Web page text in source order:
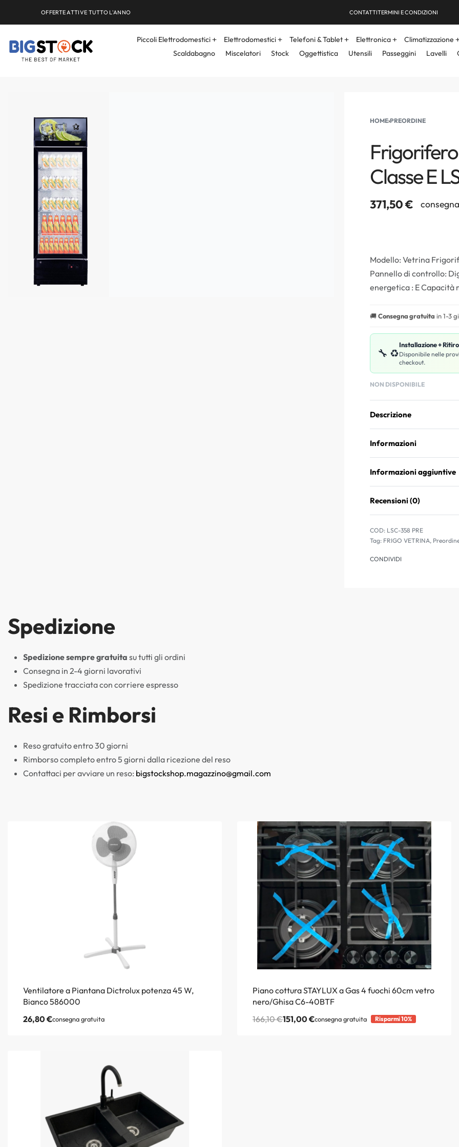
OFFERTE ATTIVE TUTTO L'ANNO CONTATTITERMINI E CONDIZIONI
Piccoli Elettrodomestici Elettrodomestici Telefoni & Tablet Elettronica Climatizzazione
Scaldabagno
Miscelatori Stock Oggettistica Utensili Passeggini Lavelli
HOME›PREORDINE
Classe E
371,50€
Modello: Vetrina
Pannello di controllo:
energetica : E Capacità
🚚Consegna gratuita in 1-3
🔧 ♻️
Installazione +
Disponibile nelle
checkout.
NON DISPONIBILE
Descrizione
Informazioni
Informazioni aggiuntive
Recensioni (0)
LSC-358 PRE
Tag: FRIGO VETRINA,
CONDIVIDI
Spedizione
Spedizione sempre gratuita su tutti gli ordini
Consegna in 2-4 giorni lavorativi
Spedizione tracciata con corriere espresso
Resi e Rimborsi
Reso gratuito entro 30 giorni
Rimborso completo entro 5 giorni dalla ricezione del reso
Contattaci per avviare un reso: bigstockshop.magazzino@gmail.com
Ventilatore a Piantana Dictrolux potenza 45 W,
Bianco 586000
26,80€consegna gratuita
Piano cottura STAYLUX a Gas 4 fuochi 60cm vetro
nero/Ghisa C6-40BTF
166,10€151,00€consegna gratuita Risparmi 10%